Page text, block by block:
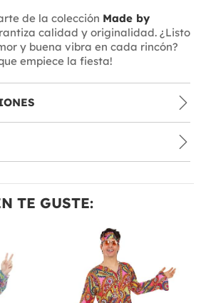
de la colección Made by
calidad y originalidad. ¿Listo
y buena vibra en cada rincón?
empiece la fiesta!
TE GUSTE: